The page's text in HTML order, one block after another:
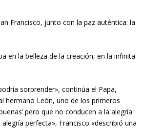
Francisco, junto con la paz auténtica: la
en la belleza de la creación, en la infinita
sorprender», continúa el Papa,
hermano León, uno de los primeros
pero que no conducen a la alegría
perfecta», Francisco «describió una